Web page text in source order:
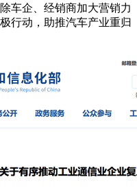
车企、经销商加大营销力
行动，助推汽车产业重归